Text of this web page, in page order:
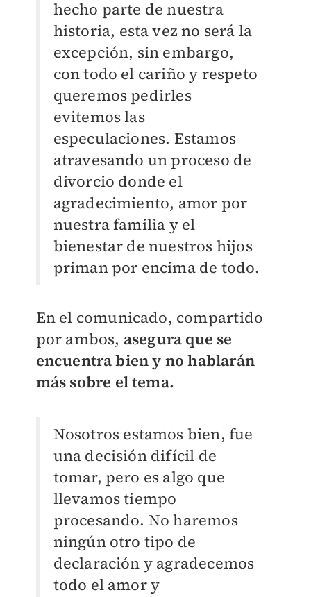
hecho parte de nuestra
historia, esta vez no será la
excepción, sin embargo,
con todo el cariño y respeto
queremos pedirles
evitemos las
especulaciones. Estamos
atravesando un proceso de
divorcio donde el
agradecimiento, amor por
nuestra familia y el
bienestar de nuestros hijos
priman por encima de todo.
En el comunicado, compartido
por ambos, asegura que se
encuentra bien y no hablarán
más sobre el tema.
Nosotros estamos bien, fue
una decisión difícil de
tomar, pero es algo que
llevamos tiempo
procesando. No haremos
ningún otro tipo de
declaración y agradecemos
todo el amor y